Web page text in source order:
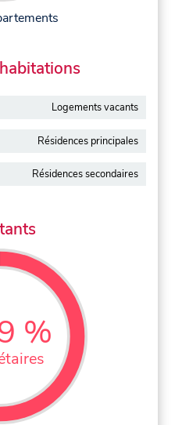
Logements vacants
Résidences principales
Résidences secondaires
%